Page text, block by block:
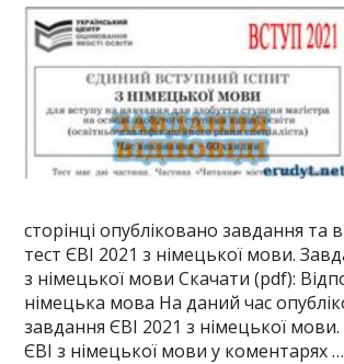
сторінці опубліковано завдання та
тест ЄВІ 2021 з німецької мови.
з німецької мови Скачати (pdf):
німецька мова На даний час
завдання ЄВІ 2021 з німецької
ЄВІ з німецької мови у коментарях …